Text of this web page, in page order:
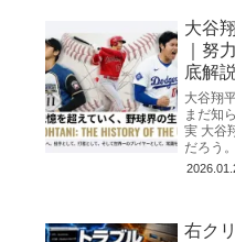
大谷
｜努
底解説
大谷翔
まだ知
実 大谷
だろう
スポー
右ク